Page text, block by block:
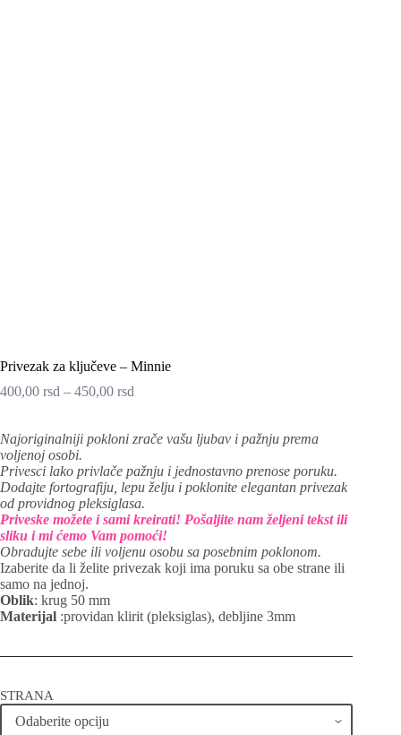
Privezak za ključeve – Minnie
400,00 rsd – 450,00 rsd
Najoriginalniji pokloni zrače vašu ljubav i pažnju prema
voljenoj osobi.
Privesci lako privlače pažnju i jednostavno prenose poruku.
Dodajte fortografiju, lepu želju i poklonite elegantan privezak
od providnog pleksiglasa.
Priveske možete i sami kreirati! Pošaljite nam željeni tekst ili
sliku i mi ćemo Vam pomoći!
Obradujte sebe ili voljenu osobu sa posebnim poklonom.
Izaberite da li želite privezak koji ima poruku sa obe strane ili
samo na jednoj.
Oblik: krug 50 mm
Materijal :providan klirit (pleksiglas), debljine 3mm
STRANA